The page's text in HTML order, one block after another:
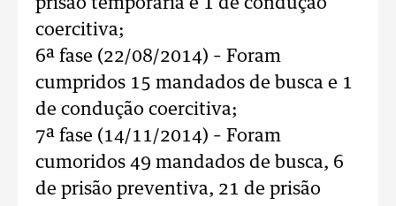
prisão temporária e 1 de condução
coercitiva;
6ª fase (22/08/2014) – Foram
cumpridos 15 mandados de busca e 1
de condução coercitiva;
7ª fase (14/11/2014) – Foram
cumoridos 49 mandados de busca, 6
de prisão preventiva, 21 de prisão